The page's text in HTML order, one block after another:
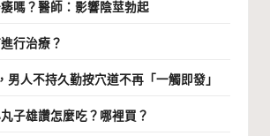
嗎？醫師：影響陰莖勃起
行治療？
男人不持久勤按穴道不再「一觸即發」
子雄讚怎麼吃？哪裡買？